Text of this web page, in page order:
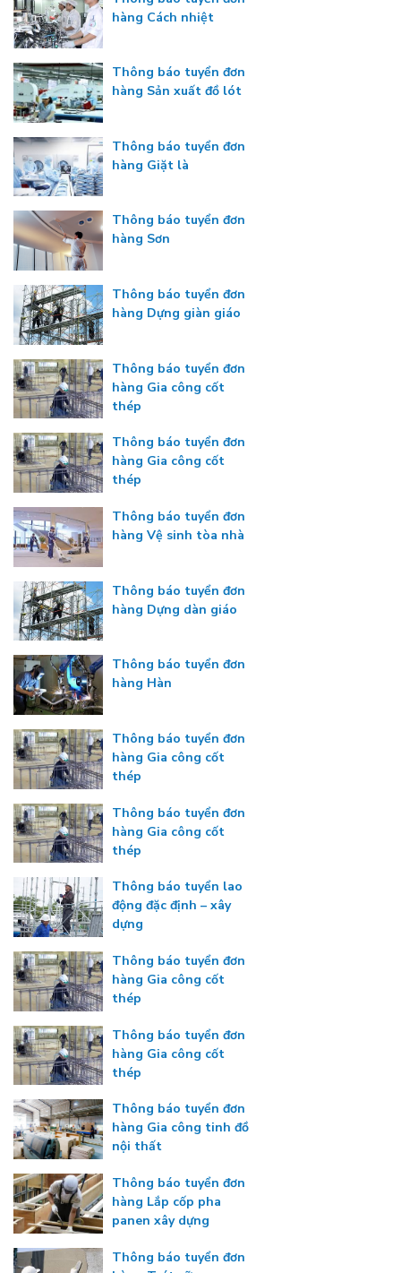
hàng Cách nhiệt
Thông báo tuyển đơn
hàng Sản xuất đồ lót
Thông báo tuyển đơn
hàng Giặt là
Thông báo tuyển đơn
hàng Sơn
Thông báo tuyển đơn
hàng Dựng giàn giáo
Thông báo tuyển đơn
hàng Gia công cốt
thép
Thông báo tuyển đơn
hàng Gia công cốt
thép
Thông báo tuyển đơn
hàng Vệ sinh tòa nhà
Thông báo tuyển đơn
hàng Dựng dàn giáo
Thông báo tuyển đơn
hàng Hàn
Thông báo tuyển đơn
hàng Gia công cốt
thép
Thông báo tuyển đơn
hàng Gia công cốt
thép
Thông báo tuyển lao
động đặc định – xây
dựng
Thông báo tuyển đơn
hàng Gia công cốt
thép
Thông báo tuyển đơn
hàng Gia công cốt
thép
Thông báo tuyển đơn
hàng Gia công tinh đồ
nội thất
Thông báo tuyển đơn
hàng Lắp cốp pha
panen xây dựng
Thông báo tuyển đơn